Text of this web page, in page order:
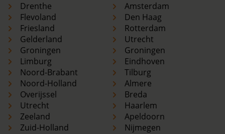
Drenthe
Flevoland
Friesland
Gelderland
Groningen
Limburg
Noord-Brabant
Noord-Holland
Overijssel
Utrecht
Zeeland
Zuid-Holland
Amsterdam
Den Haag
Rotterdam
Utrecht
Groningen
Eindhoven
Tilburg
Almere
Breda
Haarlem
Apeldoorn
Nijmegen